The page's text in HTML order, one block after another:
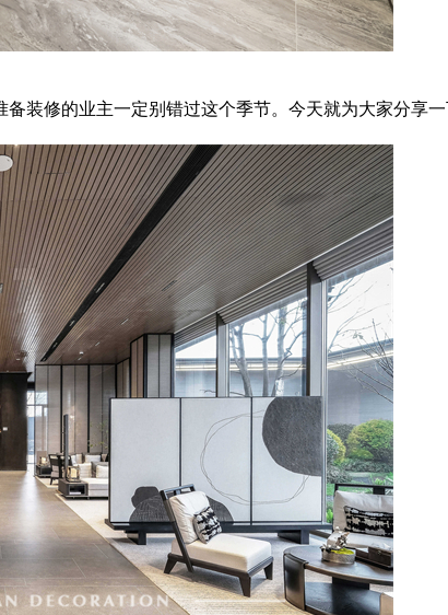
装修的业主一定别错过这个季节。今天就为大家分享